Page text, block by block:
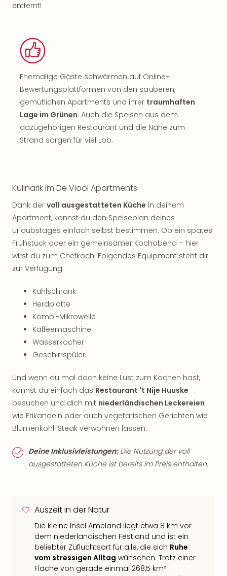
entfernt!
Ehemalige Gäste schwärmen auf Online-
Bewertungsplattformen von den sauberen,
gemütlichen Apartments und ihrer traumhaften
Lage im Grünen. Auch die Speisen aus dem
dazugehörigen Restaurant und die Nähe zum
Strand sorgen für viel Lob.
Kulinarik im De Viool Apartments
Dank der voll ausgestatteten Küche in deinem
Apartment, kannst du den Speiseplan deines
Urlaubstages einfach selbst bestimmen. Ob ein spätes
Frühstück oder ein gemeinsamer Kochabend – hier
wirst du zum Chefkoch. Folgendes Equipment steht dir
zur Verfügung:
Kühlschrank
Herdplatte
Kombi-Mikrowelle
Kaffeemaschine
Wasserkocher
Geschirrspüler.
Und wenn du mal doch keine Lust zum Kochen hast,
kannst du einfach das Restaurant 't Nije Huuske
besuchen und dich mit niederländischen Leckereien
wie Frikandeln oder auch vegetarischen Gerichten wie
Blumenkohl-Steak verwöhnen lassen.
Deine Inklusivleistungen:Die Nutzung der voll
ausgestatteten Küche ist bereits im Preis enthalten.
Auszeit in der Natur
Die kleine Insel Ameland liegt etwa 8 km vor
dem niederländischen Festland und ist ein
beliebter Zufluchtsort für alle, die sich Ruhe
vom stressigen Alltag wünschen. Trotz einer
Fläche von gerade einmal 268,5 km²